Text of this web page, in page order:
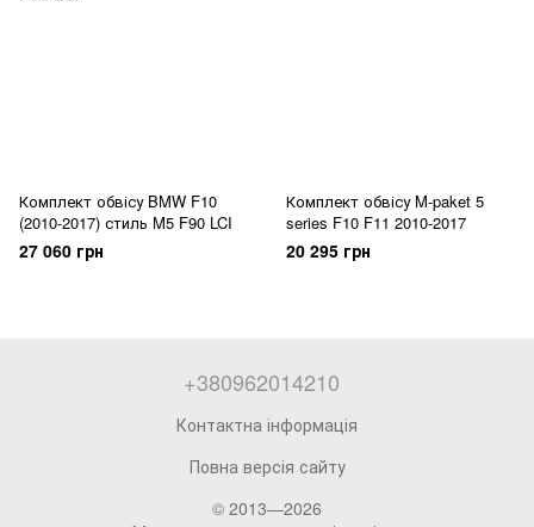
Комплект обвісу BMW F10
(2010-2017) стиль M5 F90 LCI
27 060 грн
Комплект обвісу M-paket 5
series F10 F11 2010-2017
20 295 грн
+380962014210
Контактна інформація
Повна версія сайту
© 2013—2026